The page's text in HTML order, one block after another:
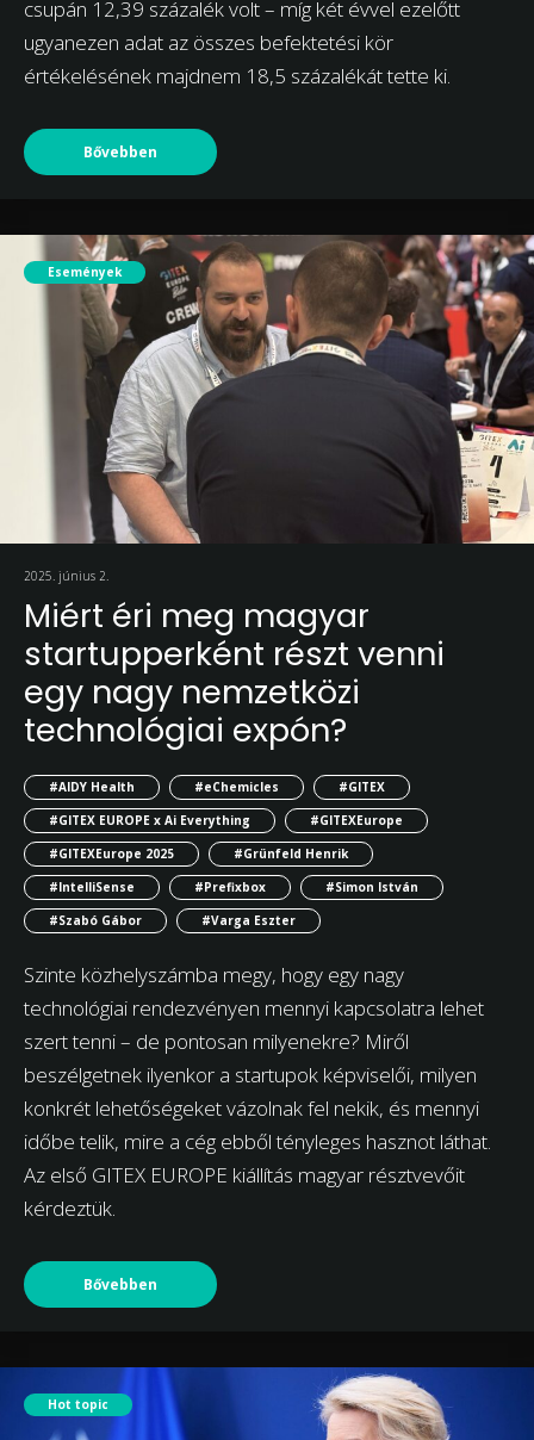
csupán 12,39 százalék volt – míg két évvel ezelőtt
ugyanezen adat az összes befektetési kör
értékelésének majdnem 18,5 százalékát tette ki.
Bővebben
Események
2025. június 2.
Miért éri meg magyar
startupperként részt venni
egy nagy nemzetközi
technológiai expón?
#AIDY Health #eChemicles
#GITEX
#GITEX EUROPE x Ai Everything
#GITEXEurope
#GITEXEurope 2025
#Grünfeld Henrik
#IntelliSense
#Prefixbox
#Simon István
#Szabó Gábor
#Varga Eszter
Szinte közhelyszámba megy, hogy egy nagy
technológiai rendezvényen mennyi kapcsolatra lehet
szert tenni – de pontosan milyenekre? Miről
beszélgetnek ilyenkor a startupok képviselői, milyen
konkrét lehetőségeket vázolnak fel nekik, és mennyi
időbe telik, mire a cég ebből tényleges hasznot láthat.
Az első GITEX EUROPE kiállítás magyar résztvevőit
kérdeztük.
Bővebben
Hot topic